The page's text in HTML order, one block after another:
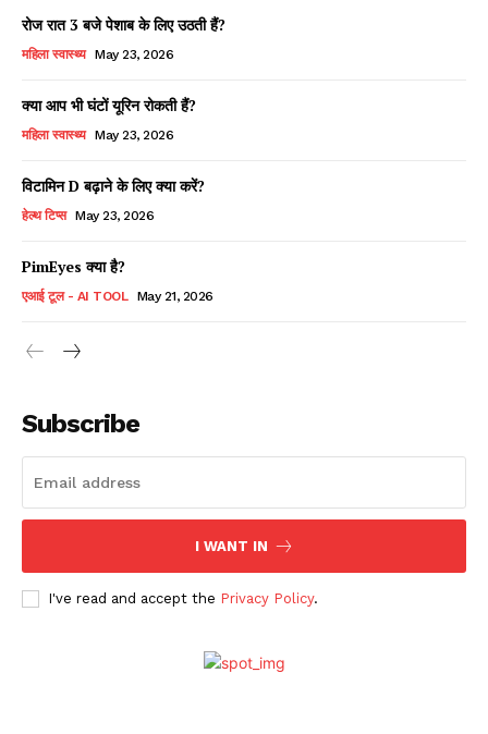
रोज रात 3 बजे पेशाब के लिए उठती हैं?
महिला स्वास्थ्य May 23, 2026
क्या आप भी घंटों यूरिन रोकती हैं?
महिला स्वास्थ्य May 23, 2026
विटामिन D बढ़ाने के लिए क्या करें?
हेल्थ टिप्स May 23, 2026
PimEyes क्या है?
एआई टूल - AI TOOL May 21, 2026
Subscribe
I WANT IN
I've read and accept the Privacy Policy.